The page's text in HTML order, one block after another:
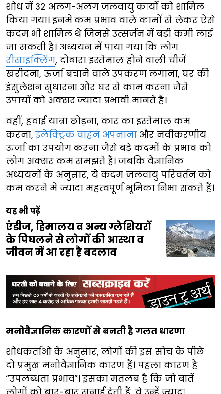
शोध में 32 अलग-अलग जलवायु कार्यों को शामिल
किया गया। इनमें कम प्रभाव वाले कामों से लेकर ऐसे
कदम भी शामिल थे जिनसे उत्सर्जन में बड़ी कमी लाई
जा सकती है। अध्ययन में पाया गया कि लोग
रीसाइक्लिंग, दोबारा इस्तेमाल होने वाली चीजें
खरीदना, ऊर्जा बचाने वाले उपकरण लगाना, घर की
इंसुलेशन सुधारना और घर से काम करना जैसे
उपायों को अक्सर ज्यादा प्रभावी मानते हैं।
वहीं, हवाई यात्रा छोड़ना, कार का इस्तेमाल कम
करना,इलेक्ट्रिक वाहन अपनाना और नवीकरणीय
ऊर्जा का उपयोग करना जैसे बड़े कदमों के प्रभाव को
लोग अक्सर कम समझते हैं। जबकि वैज्ञानिक
अध्ययनों के अनुसार, ये कदम जलवायु परिवर्तन को
कम करने में ज्यादा महत्वपूर्ण भूमिका निभा सकते हैं।
यह भी पढ़ें
एंडीज, हिमालय व अन्य ग्लेशियरों
के पिघलने से लोगों की आस्था व
जीवन में आ रहा है बदलाव
मनोवैज्ञानिक कारणों से बनती है गलत धारणा
शोधकर्ताओं के अनुसार, लोगों की इस सोच के पीछे
दो प्रमुख मनोवैज्ञानिक कारण हैं। पहला कारण है
“उपलब्धता प्रभाव”। इसका मतलब है कि जो बातें